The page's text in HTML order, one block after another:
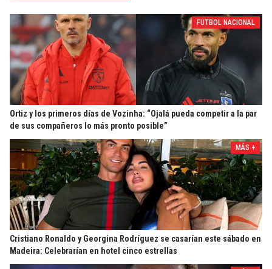
FUTBOL NACIONAL
Ortiz y los primeros días de Vozinha: “Ojalá pueda competir a la par
de sus compañeros lo más pronto posible”
MÁS +
Cristiano Ronaldo y Georgina Rodríguez se casarían este sábado en
Madeira: Celebrarían en hotel cinco estrellas